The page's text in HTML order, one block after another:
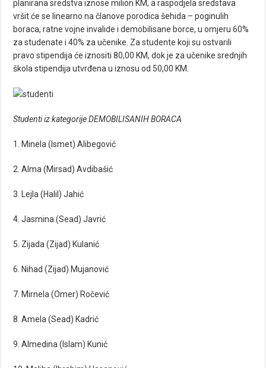
planirana sredstva iznose milion KM, a raspodjela sredstava
vršit će se linearno na članove porodica šehida – poginulih
boraca, ratne vojne invalide i demobilisane borce, u omjeru 60%
za studenate i 40% za učenike. Za studente koji su ostvarili
pravo stipendija će iznositi 80,00 KM, dok je za učenike srednjih
škola stipendija utvrđena u iznosu od 50,00 KM.
Studenti iz kategorije DEMOBILISANIH BORACA
1. Minela (Ismet) Alibegović
2. Alma (Mirsad) Avdibašić
3. Lejla (Halil) Jahić
4. Jasmina (Sead) Javrić
5. Zijada (Zijad) Kulanić
6. Nihad (Zijad) Mujanović
7. Mirnela (Omer) Ročević
8. Amela (Sead) Kadrić
9. Almedina (Islam) Kunić